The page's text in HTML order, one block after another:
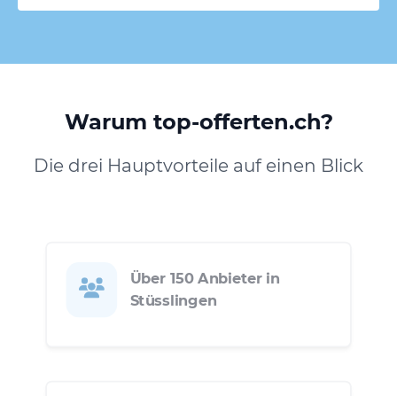
Warum top-offerten.ch?
Die drei Hauptvorteile auf einen Blick
Über 150 Anbieter in
Stüsslingen